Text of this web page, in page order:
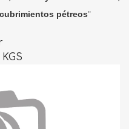
pétreos"